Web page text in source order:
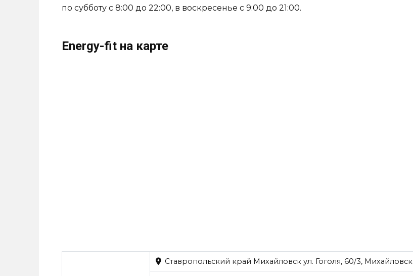
по субботу с 8:00 до 22:00, в воскресенье с 9:00 до 21:00.
Energy-fit на карте
Ставропольский край Михайловск ул. Гоголя, 60/3, Михайловск